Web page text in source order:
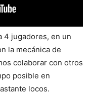
4 jugadores, en un
la mecánica de
colaborar con otros
posible en
locos.